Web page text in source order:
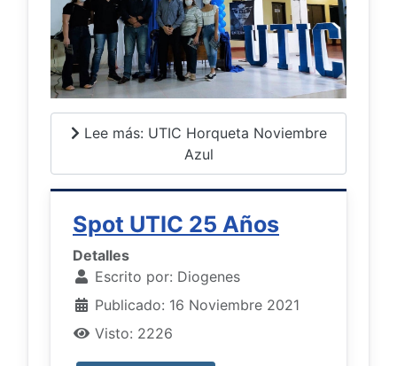
Lee más: UTIC Horqueta Noviembre
Azul
Spot UTIC 25 Años
Detalles
Escrito por: Diogenes
Publicado: 16 Noviembre 2021
Visto: 2226